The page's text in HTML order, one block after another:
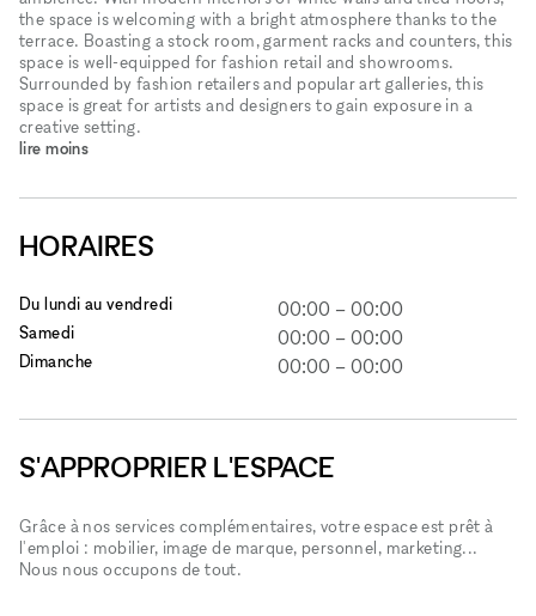
the space is welcoming with a bright atmosphere thanks to the
terrace. Boasting a stock room, garment racks and counters, this
space is well-equipped for fashion retail and showrooms.
Surrounded by fashion retailers and popular art galleries, this
space is great for artists and designers to gain exposure in a
creative setting.
lire moins
HORAIRES
Du lundi au vendredi 00:00 – 00:00
Samedi 00:00 – 00:00
Dimanche 00:00 – 00:00
S'APPROPRIER L'ESPACE
Grâce à nos services complémentaires, votre espace est prêt à
l'emploi : mobilier, image de marque, personnel, marketing...
Nous nous occupons de tout.